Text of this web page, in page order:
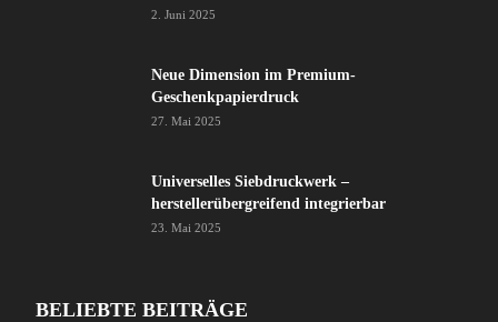
2. Juni 2025
Neue Dimension im Premium-
Geschenkpapierdruck
27. Mai 2025
Universelles Siebdruckwerk –
herstellerübergreifend integrierbar
23. Mai 2025
BELIEBTE BEITRÄGE